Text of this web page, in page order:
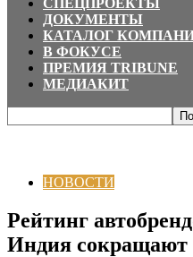
СПЕЦПРОЕКТЫ
ДОКУМЕНТЫ
КАТАЛОГ
В ФОКУСЕ
ПРЕМИЯ TRIBUNE
МЕДИАКИТ
НОВОСТИ
Рейтинг
Индия сокращают